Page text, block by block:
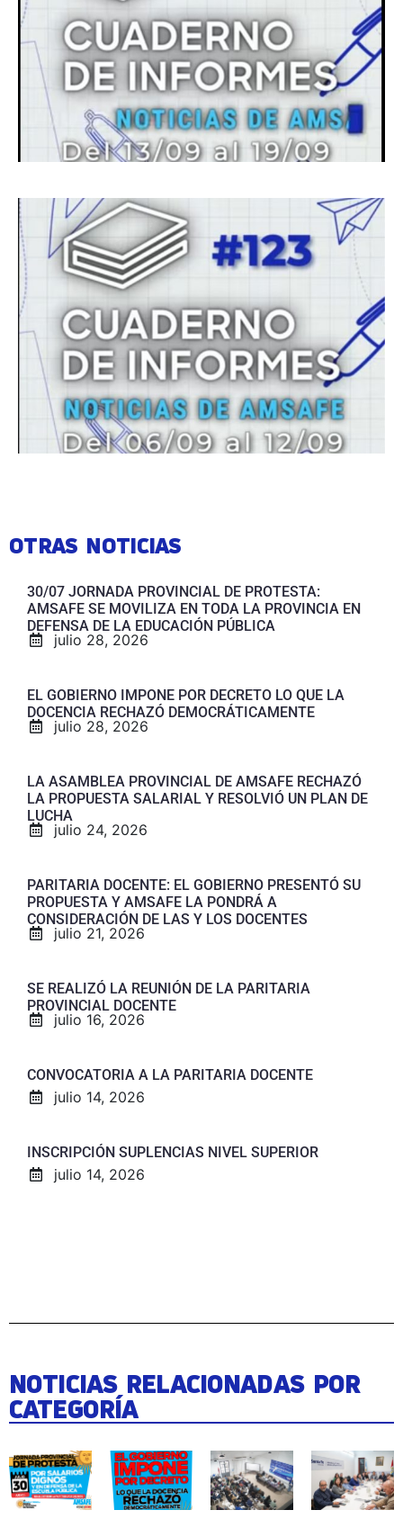
OTRAS NOTICIAS
30/07 JORNADA PROVINCIAL DE PROTESTA:
AMSAFE SE MOVILIZA EN TODA LA PROVINCIA EN
DEFENSA DE LA EDUCACIÓN PÚBLICA
julio 28, 2026
EL GOBIERNO IMPONE POR DECRETO LO QUE LA
DOCENCIA RECHAZÓ DEMOCRÁTICAMENTE
julio 28, 2026
LA ASAMBLEA PROVINCIAL DE AMSAFE RECHAZÓ
LA PROPUESTA SALARIAL Y RESOLVIÓ UN PLAN DE
LUCHA
julio 24, 2026
PARITARIA DOCENTE: EL GOBIERNO PRESENTÓ SU
PROPUESTA Y AMSAFE LA PONDRÁ A
CONSIDERACIÓN DE LAS Y LOS DOCENTES
julio 21, 2026
SE REALIZÓ LA REUNIÓN DE LA PARITARIA
PROVINCIAL DOCENTE
julio 16, 2026
CONVOCATORIA A LA PARITARIA DOCENTE
julio 14, 2026
INSCRIPCIÓN SUPLENCIAS NIVEL SUPERIOR
julio 14, 2026
NOTICIAS RELACIONADAS POR
CATEGORÍA